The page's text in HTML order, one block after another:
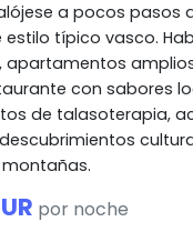
a pocos pasos
estilo típico vasco.
apartamentos
con sabores
de talasoterapia,
por noche